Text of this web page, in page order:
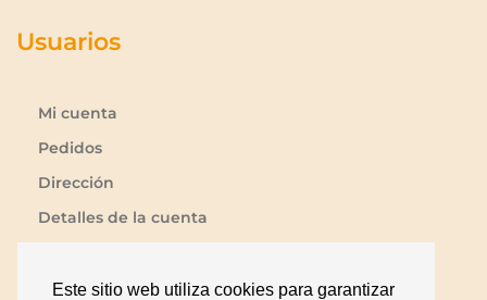
Este sitio web utiliza cookies para garantizar
Usuarios
Mi cuenta
Pedidos
Dirección
Detalles de la cuenta
Contraseña perdida